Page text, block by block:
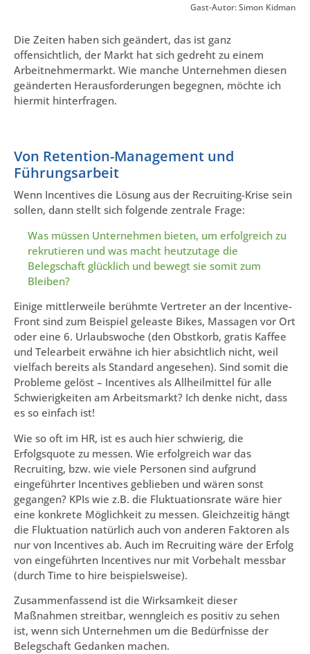
Gast-Autor: Simon Kidman
Die Zeiten haben sich geändert, das ist ganz
offensichtlich, der Markt hat sich gedreht zu einem
Arbeitnehmermarkt. Wie manche Unternehmen diesen
geänderten Herausforderungen begegnen, möchte ich
hiermit hinterfragen.
Von Retention-Management und
Führungsarbeit
Wenn Incentives die Lösung aus der Recruiting-Krise sein
sollen, dann stellt sich folgende zentrale Frage:
Was müssen Unternehmen bieten, um erfolgreich zu
rekrutieren und was macht heutzutage die
Belegschaft glücklich und bewegt sie somit zum
Bleiben?
Einige mittlerweile berühmte Vertreter an der Incentive-
Front sind zum Beispiel geleaste Bikes, Massagen vor Ort
oder eine 6. Urlaubswoche (den Obstkorb, gratis Kaffee
und Telearbeit erwähne ich hier absichtlich nicht, weil
vielfach bereits als Standard angesehen). Sind somit die
Probleme gelöst – Incentives als Allheilmittel für alle
Schwierigkeiten am Arbeitsmarkt? Ich denke nicht, dass
es so einfach ist!
Wie so oft im HR, ist es auch hier schwierig, die
Erfolgsquote zu messen. Wie erfolgreich war das
Recruiting, bzw. wie viele Personen sind aufgrund
eingeführter Incentives geblieben und wären sonst
gegangen? KPIs wie z.B. die Fluktuationsrate wäre hier
eine konkrete Möglichkeit zu messen. Gleichzeitig hängt
die Fluktuation natürlich auch von anderen Faktoren als
nur von Incentives ab. Auch im Recruiting wäre der Erfolg
von eingeführten Incentives nur mit Vorbehalt messbar
(durch Time to hire beispielsweise).
Zusammenfassend ist die Wirksamkeit dieser
Maßnahmen streitbar, wenngleich es positiv zu sehen
ist, wenn sich Unternehmen um die Bedürfnisse der
Belegschaft Gedanken machen.